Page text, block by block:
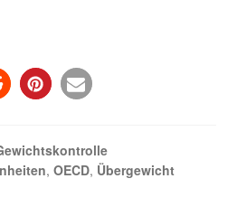
, OECD, Übergewicht